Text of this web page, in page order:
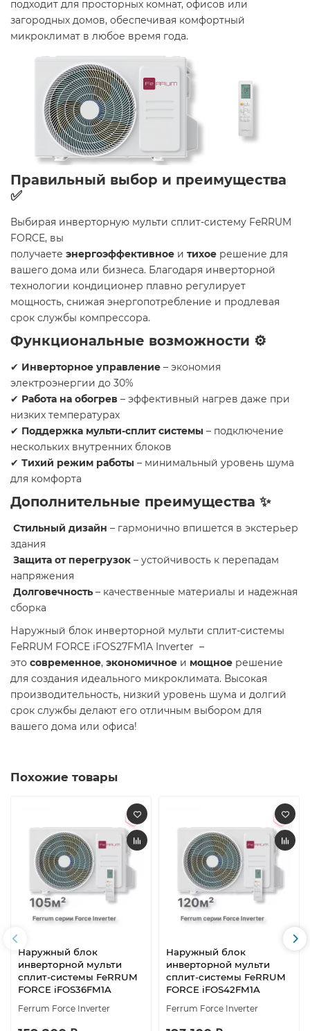
подходит для просторных комнат, офисов или
загородных домов, обеспечивая комфортный
микроклимат в любое время года.
Правильный выбор и преимущества
✅
Выбирая инверторную мульти сплит-систему FeRRUM
FORCE, вы
получаете энергоэффективное и тихое решение для
вашего дома или бизнеса. Благодаря инверторной
технологии кондиционер плавно регулирует
мощность, снижая энергопотребление и продлевая
срок службы компрессора.
Функциональные возможности ⚙️
✔ Инверторное управление – экономия
электроэнергии до 30%
✔ Работа на обогрев – эффективный нагрев даже при
низких температурах
✔ Поддержка мульти-сплит системы – подключение
нескольких внутренних блоков
✔ Тихий режим работы – минимальный уровень шума
для комфорта
Дополнительные преимущества ✨
Стильный дизайн – гармонично впишется в экстерьер
здания
Защита от перегрузок – устойчивость к перепадам
напряжения
Долговечность – качественные материалы и надежная
сборка
Наружный блок инверторной мульти сплит-системы
FeRRUM FORCE iFOS27FM1A Inverter –
это современное, экономичное и мощное решение
для создания идеального микроклимата. Высокая
производительность, низкий уровень шума и долгий
срок службы делают его отличным выбором для
вашего дома или офиса!
Похожие товары
Наружный блок
инверторной мульти
сплит-системы FeRRUM
FORCE iFOS36FM1A
Ferrum Force Inverter
Наружный блок
инверторной мульти
сплит-системы FeRRUM
FORCE iFOS42FM1A
Ferrum Force Inverter